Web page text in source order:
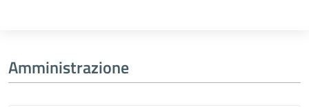
Amministrazione